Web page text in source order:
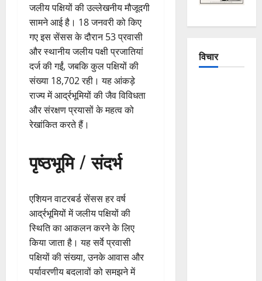
जलीय पक्षियों की उल्लेखनीय मौजूदगी
सामने आई है। 18 जनवरी को किए
गए इस सेंसस के दौरान 53 प्रवासी
और स्थानीय जलीय पक्षी प्रजातियां
दर्ज की गईं, जबकि कुल पक्षियों की
संख्या 18,702 रही। यह आंकड़े
राज्य में आर्द्रभूमियों की जैव विविधता
और संरक्षण प्रयासों के महत्व को
रेखांकित करते हैं।
पृष्ठभूमि / संदर्भ
एशियन वाटरबर्ड सेंसस हर वर्ष
आर्द्रभूमियों में जलीय पक्षियों की
स्थिति का आकलन करने के लिए
किया जाता है। यह सर्वे प्रवासी
पक्षियों की संख्या, उनके आवास और
पर्यावरणीय बदलावों को समझने में
विचार